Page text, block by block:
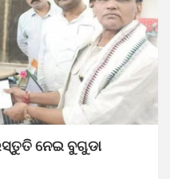
ନେଇ ବୁଗୁଡା